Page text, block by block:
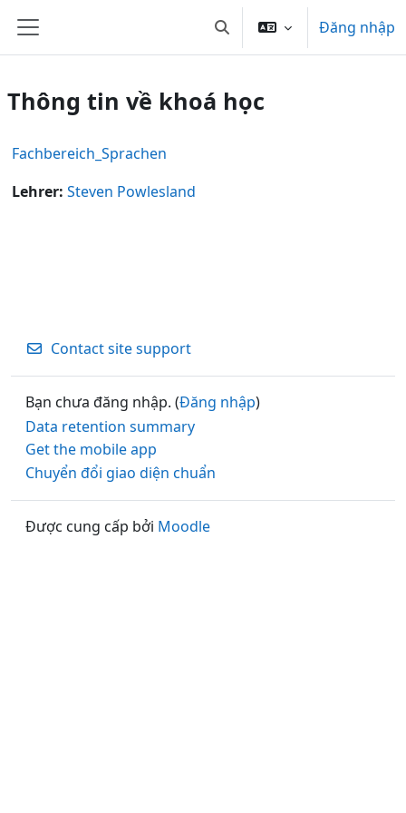
Bảng điều khiển cạnh Chuyển đổi chọn tìm kiếm
Đăng nhập
Thông tin về khoá học
Fachbereich_Sprachen
Lehrer: Steven Powlesland
Contact site support
Bạn chưa đăng nhập. (Đăng nhập)
Data retention summary
Get the mobile app
Chuyển đổi giao diện chuẩn
Được cung cấp bởi Moodle